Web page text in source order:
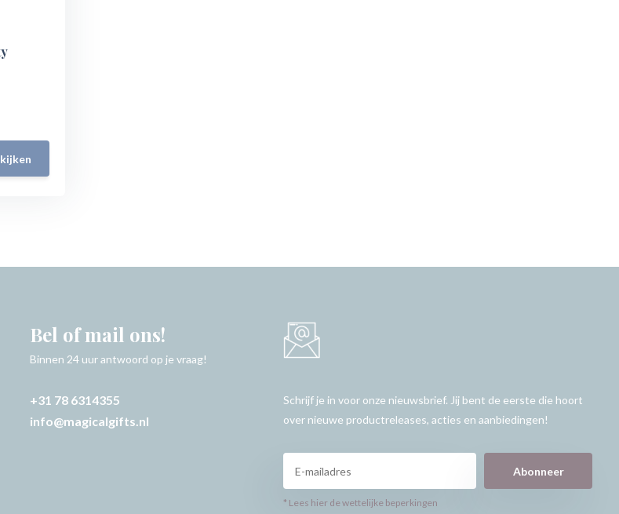
Bel of mail ons!
Binnen 24 uur antwoord op je vraag!
+31 78 6314355
info@magicalgifts.nl
Schrijf je in voor onze nieuwsbrief. Jij bent de eerste die hoort
over nieuwe productreleases, acties en aanbiedingen!
Abonneer
* Lees hier de wettelijke beperkingen